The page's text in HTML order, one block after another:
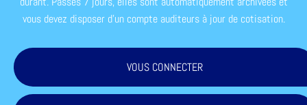
vous devez disposer d'un compte auditeurs à jour de cotisation.
VOUS CONNECTER